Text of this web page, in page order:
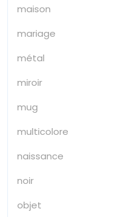
maison
mariage
métal
miroir
mug
multicolore
naissance
noir
objet